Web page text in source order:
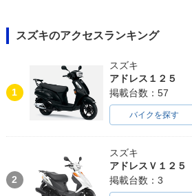
スズキのアクセスランキング
1
スズキ
アドレス１２５
掲載台数：57
バイクを探す
2
スズキ
アドレスＶ１２５
掲載台数：3